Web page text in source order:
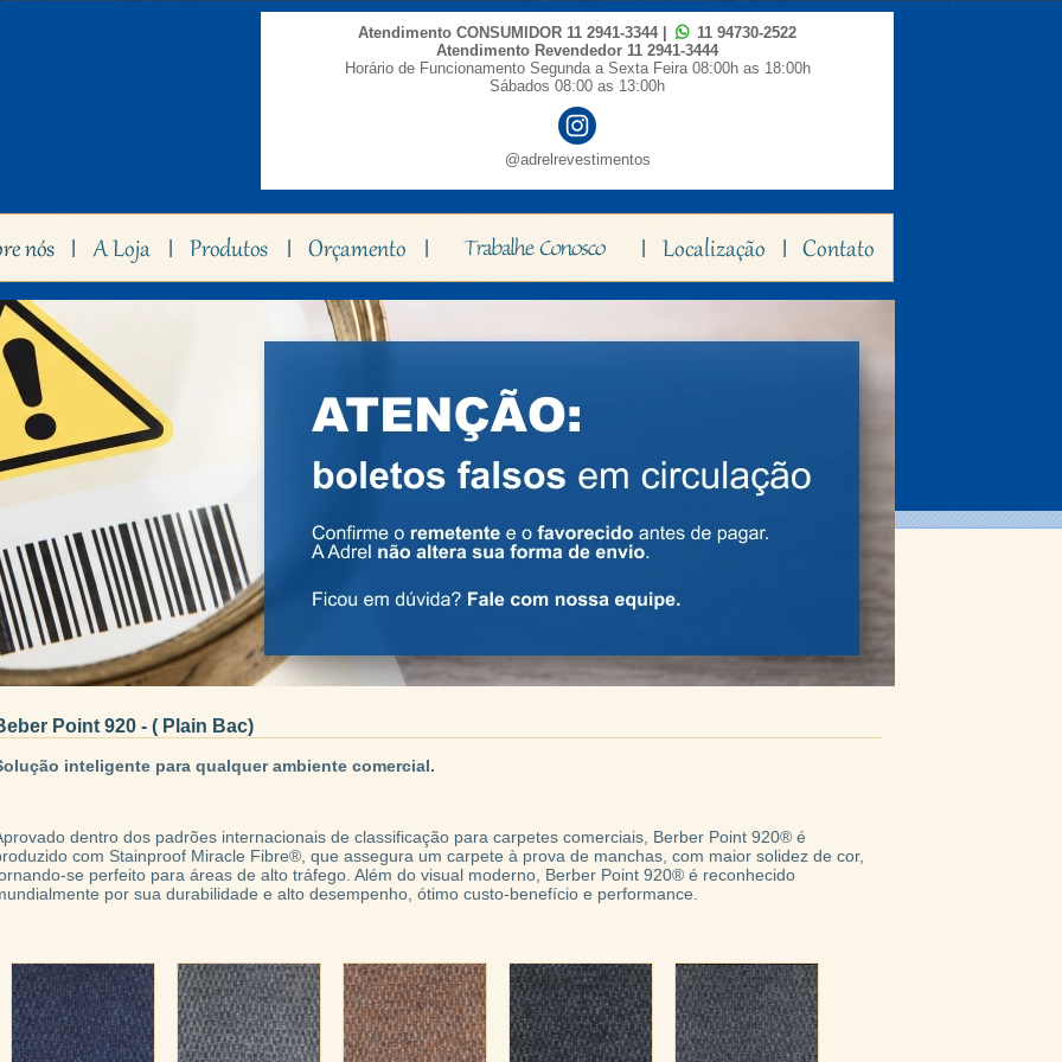
Atendimento CONSUMIDOR 11 2941-3344|
11 94730-2522
Atendimento Revendedor 11 2941-3444
Horário de Funcionamento Segunda a Sexta Feira 08:00h as 18:00h
Sábados 08:00 as 13:00h
@adrelrevestimentos
Point 920 - ( Plain Bac)
inteligente para qualquer ambiente comercial.
dentro dos padrões internacionais de classificação para carpetes comerciais, Berber Point 920® é
com Stainproof Miracle Fibre®, que assegura um carpete à prova de manchas, com maior solidez de cor,
se perfeito para áreas de alto tráfego. Além do visual moderno, Berber Point 920® é reconhecido
por sua durabilidade e alto desempenho, ótimo custo-benefício e performance.